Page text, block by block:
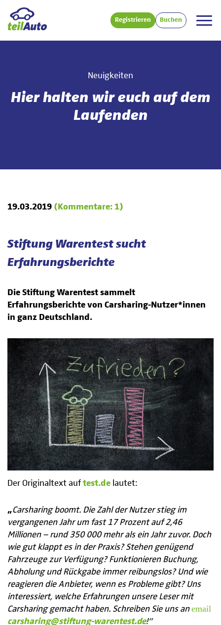
Registrieren Buchen
Neuigkeiten
Hier halten wir euch auf dem
Laufenden
19.03.2019 (Kommentare: 1)
Stiftung Warentest sucht
Erfahrungsberichte
Die Stiftung Warentest sammelt
Erfahrungsberichte von Carsharing-Nutzer*innen
in ganz Deutschland.
Der Originaltext auftest.de lautet:
„Cars­haring boomt. Die Zahl der Nutzer stieg im
vergangenen Jahr um fast 17 Prozent auf 2,46
Millionen – rund 350 000 mehr als ein Jahr zuvor. Doch
wie gut klappt es in der Praxis? Stehen genügend
Fahr­zeuge zur Verfügung? Funk­tionieren Buchung,
Abholung und Rück­gabe immer reibungs­los? Und wie
reagieren die Anbieter, wenn es Probleme gibt? Uns
interes­siert, welche Erfahrungen unsere Leser mit
Cars­haring gemacht haben. Schreiben Sie uns an
carsharing@stiftung-warentest.de!“